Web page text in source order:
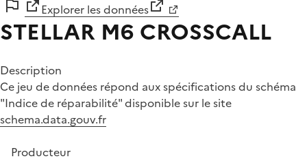
Explorer les données
STELLAR M6 CROSSCALL
Description
Ce jeu de données répond aux spécifications du schéma
"Indice de réparabilité" disponible sur le site
schema.data.gouv.fr
Producteur